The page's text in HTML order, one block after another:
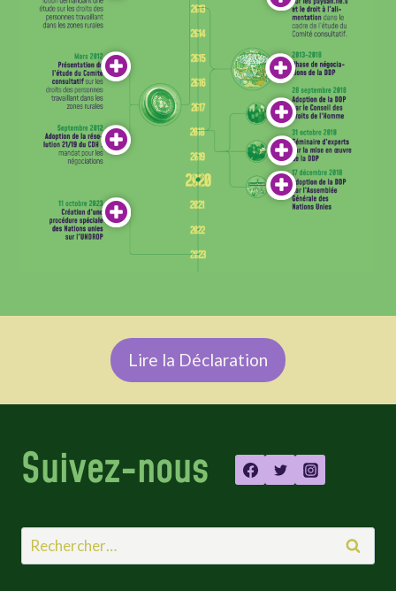
Lire la Déclaration
Suivez-nous
Rechercher :